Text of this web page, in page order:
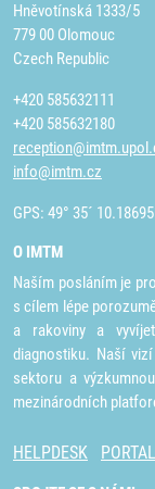
Hněvotínská 1333/5
779 00 Olomouc
Czech Republic
+420 585632111
+420 585632180
info@imtm.cz
GPS: 49° 35´
O IMTM
Naším posláním je
s cílem lépe
a rakoviny a
diagnostiku. Naší
sektoru a
mezinárodních
HELPDESK PORTAL